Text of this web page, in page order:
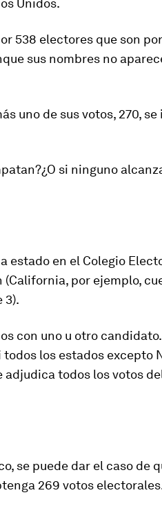
Unidos.
538 electores que son
sus nombres no
uno de sus votos, 270,
¿O si ninguno
estado en el Colegio
por ejemplo,
3).
con uno u otro
los estados excepto
todos los votos
se puede dar el caso de
269 votos electorales